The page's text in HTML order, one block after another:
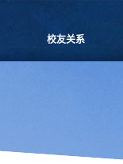
校友关系
活动预告